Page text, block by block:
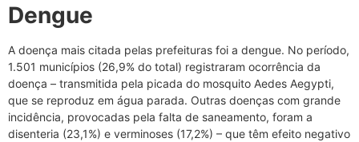
Dengue
A doença mais citada pelas prefeituras foi a dengue. No período,
1.501 municípios (26,9% do total) registraram ocorrência da
doença – transmitida pela picada do mosquito Aedes Aegypti,
que se reproduz em água parada. Outras doenças com grande
incidência, provocadas pela falta de saneamento, foram a
disenteria (23,1%) e verminoses (17,2%) – que têm efeito negativo